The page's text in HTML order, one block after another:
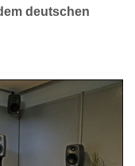
deutschen